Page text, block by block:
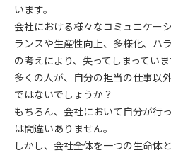
います。
会社における様々なコミュニケー
ランスや生産性向上、多様化、ハ
の考えにより、失ってしまっていま
多くの人が、自分の担当の仕事以
ではないでしょうか？
もちろん、会社において自分が行
は間違いありません。
しかし、会社全体を一つの生命体